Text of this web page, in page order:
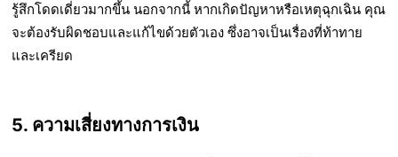
รู้สึกโดดเดี่ยวมากขึ้น นอกจากนี้ หากเกิดปัญหาหรือเหตุฉุกเฉิน คุณ
จะต้องรับผิดชอบและแก้ไขด้วยตัวเอง ซึ่งอาจเป็นเรื่องที่ท้าทาย
และเครียด
5. ความเสี่ยงทางการเงิน